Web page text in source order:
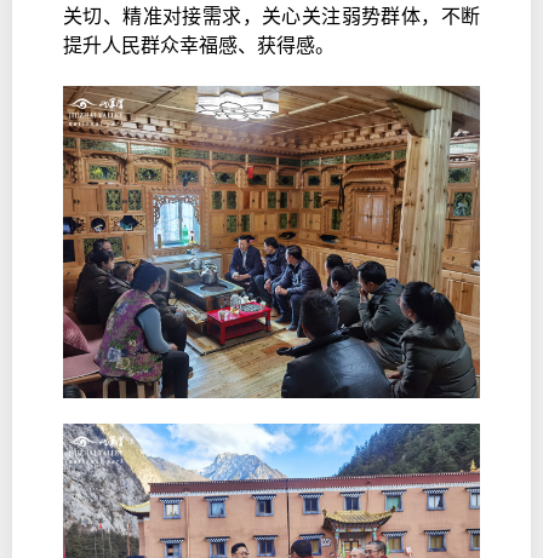
关切、精准对接需求，关心关注弱势群体，不断
提升人民群众幸福感、获得感。